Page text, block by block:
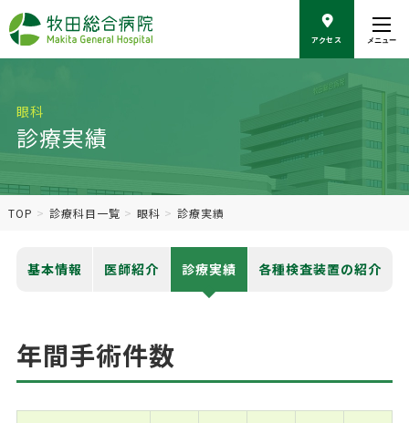
動
アクセス メニュー
眼科
診療実績
TOP 診療科目一覧 眼科 診療実績
基本情報 医師紹介 診療実績 各種検査装置の紹介
年間手術件数